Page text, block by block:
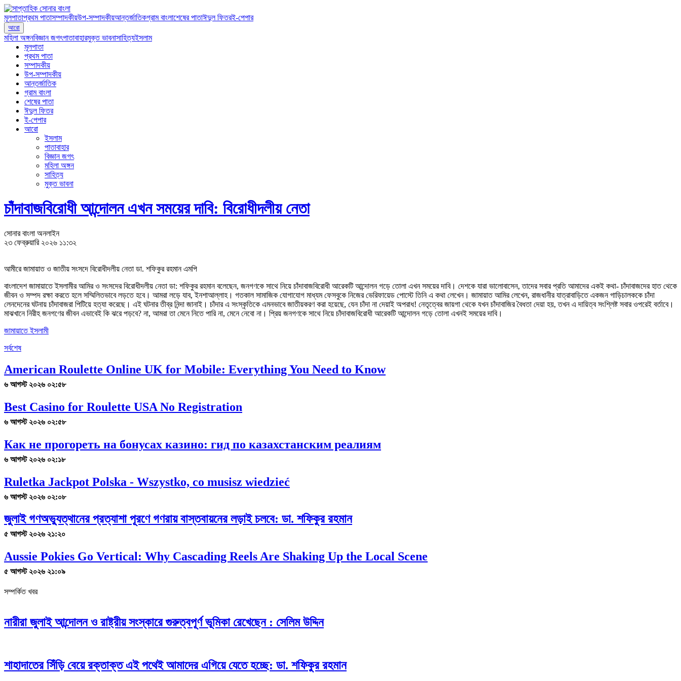
মূলপাতাপ্রথম পাতাসম্পাদকীয়উপ-সম্পাদকীয়আন্তর্জাতিকগ্রাম বাংলাশেষের পাতাঈদুল ফিতরই-পেপার
আরো
মহিলা অঙ্গনবিজ্ঞান জগৎপাতাবাহারমুক্ত ভাবনাসাহিত্যইসলাম
মূলপাতা
প্রথম পাতা
সম্পাদকীয়
উপ-সম্পাদকীয়
আন্তর্জাতিক
গ্রাম বাংলা
শেষের পাতা
ঈদুল ফিতর
ই-পেপার
আরো
ইসলাম
পাতাবাহার
বিজ্ঞান জগৎ
মহিলা অঙ্গন
সাহিত্য
মুক্ত ভাবনা
চাঁদাবাজবিরোধী আন্দোলন এখন সময়ের দাবি: বিরোধীদলীয় নেতা
সোনার বাংলা অনলাইন
২৩ ফেব্রুয়ারি ২০২৬ ১১:৩২
আমীরে জামায়াত ও জাতীয় সংসদে বিরোধীদলীয় নেতা ডা. শফিকুর রহমান এমপি
বাংলাদেশ জামায়াতে ইসলামীর আমির ও সংসদের বিরোধীদলীয় নেতা ডা: শফিকুর রহমান বলেছেন, জনগণকে সাথে নিয়ে চাঁদাবাজবিরোধী আরেকটি আন্দোলন গড়ে তোলা এখন সময়ের দাবি। দেশকে যারা ভালোবাসেন, তাদের সবার প্রতি আমাদের একই কথা- চাঁদাবাজদের হাত থেকে
জীবন ও সম্পদ রক্ষা করতে হলে সম্মিলিতভাবে লড়তে হবে। আমরা লড়ে যাব, ইনশাআল্লাহ। গতকাল সামাজিক যোগাযোগ মাধ্যম ফেসবুকে নিজের ভেরিফায়েড পোস্টে তিনি এ কথা লেখেন। জামায়াত আমির লেখেন, রাজধানীর যাত্রাবাড়িতে একজন গাড়িচালককে চাঁদা
লেনদেনের ঘটনায় চাঁদাবাজরা পিটিয়ে হত্যা করেছে। এই ঘটনার তীব্র নিন্দা জানাই। চাঁদার এ সংস্কৃতিকে এমনভাবে জাতীয়করণ করা হয়েছে, যেন চাঁদা না দেয়াই অপরাধ! নেতৃত্বের জায়গা থেকে যখন চাঁদাবাজির বৈধতা দেয়া হয়, তখন এ দায়িত্ব সংশ্লিষ্ট সবার ওপরেই বর্তাবে।
মাঝখানে নিরীহ জনগণের জীবন এভাবেই কি ঝরে পড়বে? না, আমরা তা মেনে নিতে পারি না, মেনে নেবো না। প্রিয় জনগণকে সাথে নিয়ে চাঁদাবাজবিরোধী আরেকটি আন্দোলন গড়ে তোলা এখনই সময়ের দাবি।
জামায়াতে ইসলামী
সর্বশেষ
American Roulette Online UK for Mobile: Everything You Need to Know
৬ আগস্ট ২০২৬ ০২:৫৮
Best Casino for Roulette USA No Registration
৬ আগস্ট ২০২৬ ০২:৫৮
Как не прогореть на бонусах казино: гид по казахстанским реалиям
৬ আগস্ট ২০২৬ ০২:১৮
Ruletka Jackpot Polska - Wszystko, co musisz wiedzieć
৬ আগস্ট ২০২৬ ০২:০৮
জুলাই গণঅভ্যুত্থানের প্রত্যাশা পূরণে গণরায় বাস্তবায়নের লড়াই চলবে: ডা. শফিকুর রহমান
৫ আগস্ট ২০২৬ ২১:২০
Aussie Pokies Go Vertical: Why Cascading Reels Are Shaking Up the Local Scene
৫ আগস্ট ২০২৬ ২১:০৯
সম্পর্কিত খবর
নারীরা জুলাই আন্দোলন ও রাষ্ট্রীয় সংস্কারে গুরুত্বপূর্ণ ভূমিকা রেখেছেন : সেলিম উদ্দিন
শাহাদাতের সিঁড়ি বেয়ে রক্তাক্ত এই পথেই আমাদের এগিয়ে যেতে হচ্ছে: ডা. শফিকুর রহমান